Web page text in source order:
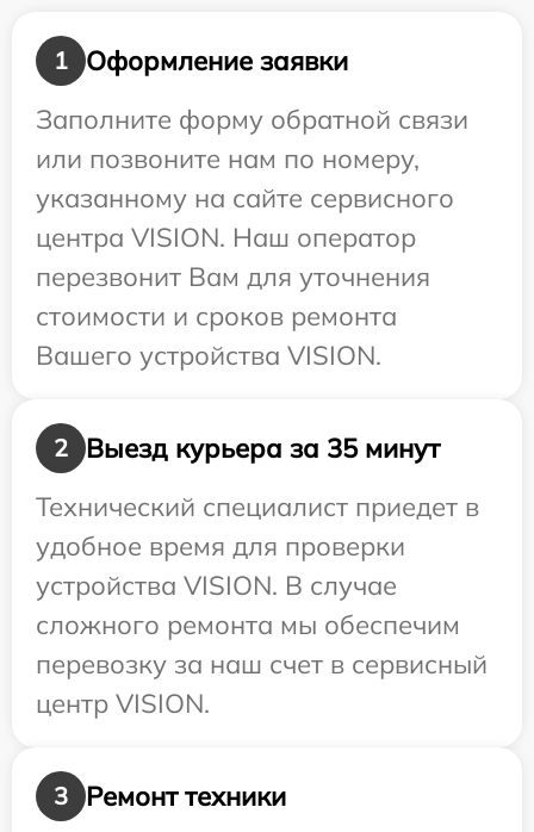
1
Оформление заявки
Заполните форму обратной связи
или позвоните нам по номеру,
указанному на сайте сервисного
центра VISION. Наш оператор
перезвонит Вам для уточнения
стоимости и сроков ремонта
Вашего устройства VISION.
2
Выезд курьера за 35 минут
Технический специалист приедет в
удобное время для проверки
устройства VISION. В случае
сложного ремонта мы обеспечим
перевозку за наш счет в сервисный
центр VISION.
3
Ремонт техники